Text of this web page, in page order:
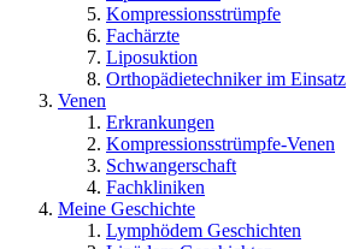
Kompressionsstrümpfe
Fachärzte
Liposuktion
Orthopädietechniker im Einsatz
Venen
Erkrankungen
Kompressionsstrümpfe-Venen
Schwangerschaft
Fachkliniken
Meine Geschichte
Lymphödem Geschichten